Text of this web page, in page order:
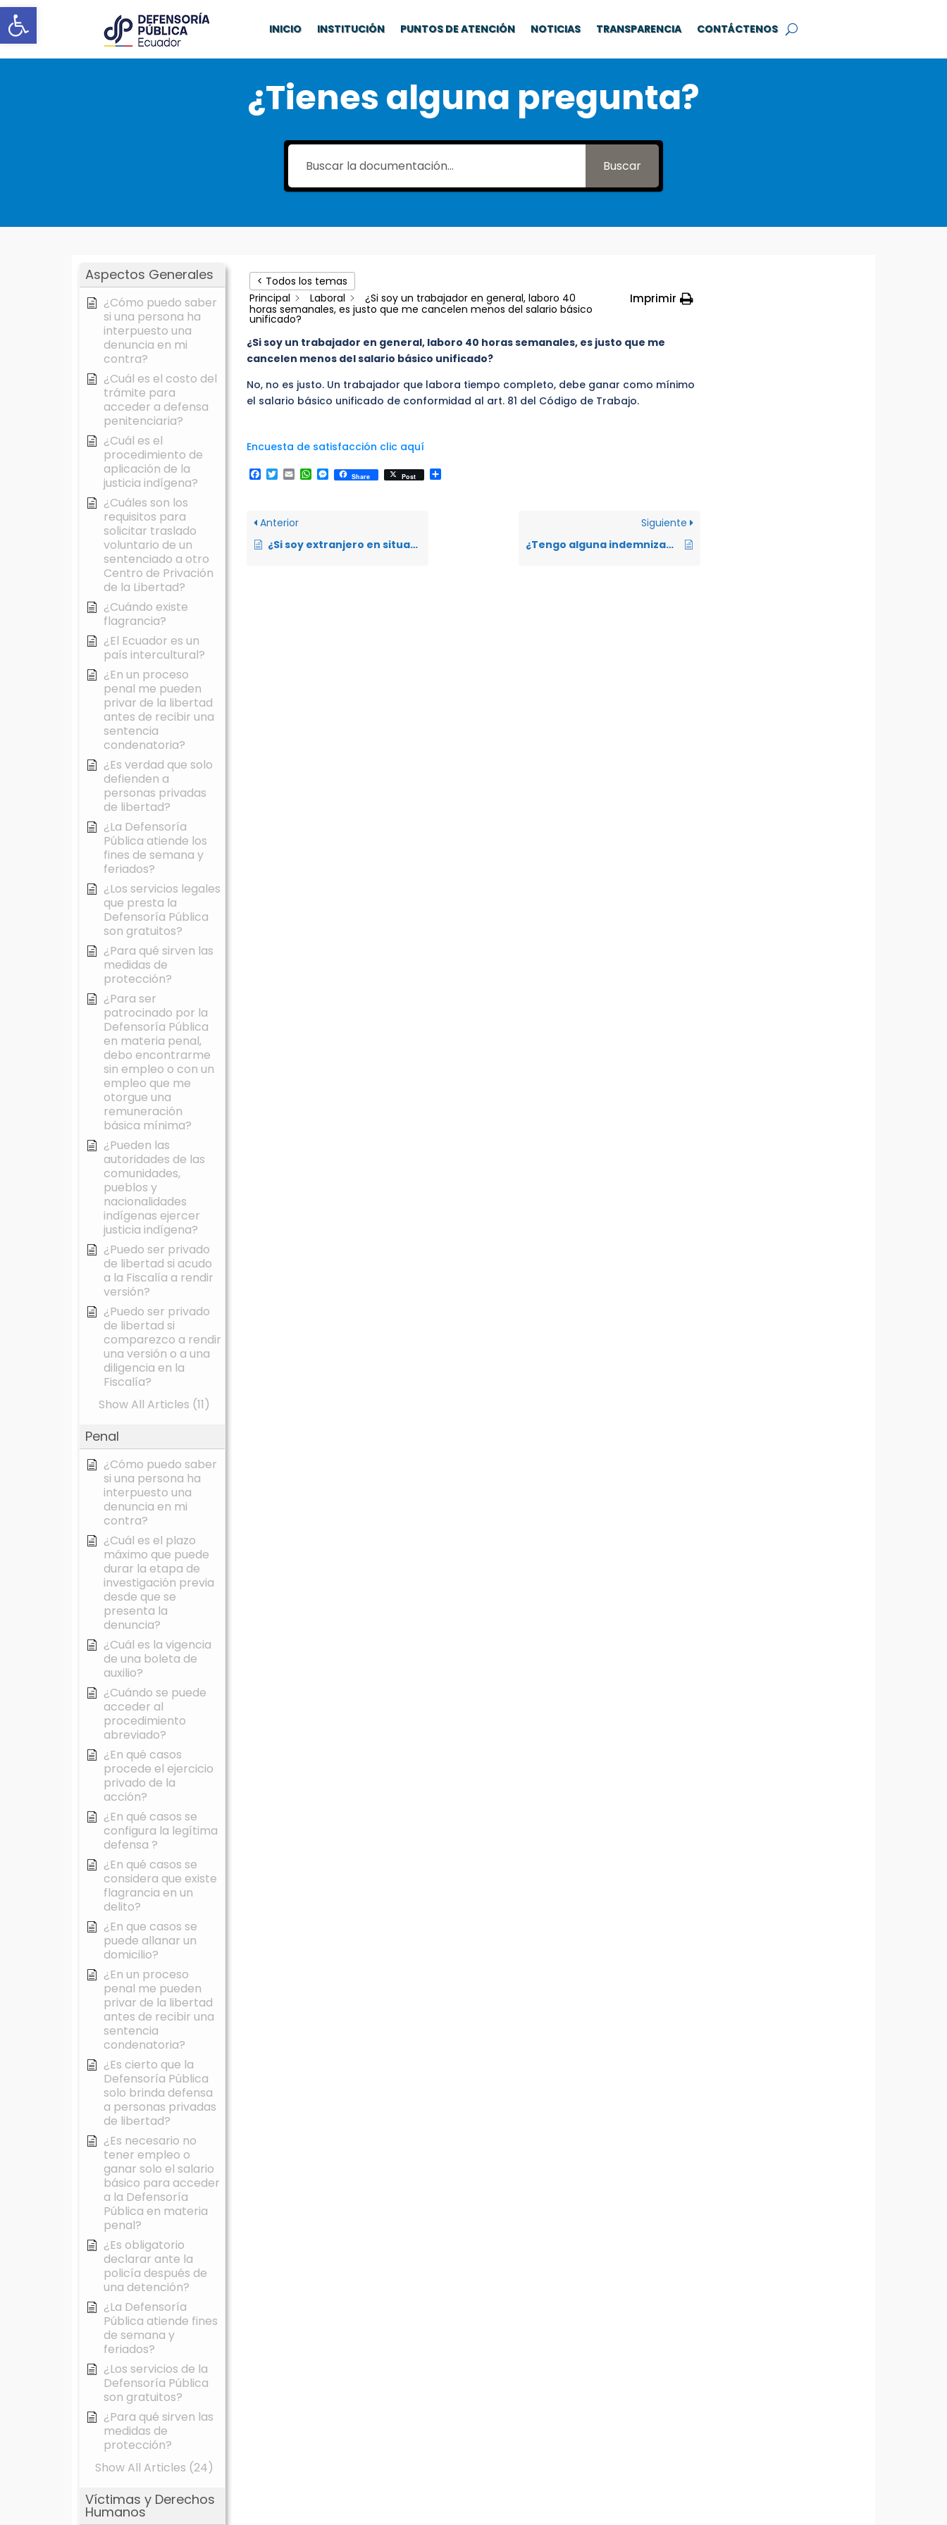
Abrir barra de herramientas INICIO INSTITUCIÓN PUNTOS DE ATENCIÓN NOTICIAS TRANSPARENCIA CONTÁCTENOS
¿Tienes alguna pregunta?
Buscar
Aspectos Generales
¿Cómo puedo saber
si una persona ha
interpuesto una
denuncia en mi
contra?
¿Cuál es el costo del
trámite para
acceder a defensa
penitenciaria?
¿Cuál es el
procedimiento de
aplicación de la
justicia indígena?
¿Cuáles son los
requisitos para
solicitar traslado
voluntario de un
sentenciado a otro
Centro de Privación
de la Libertad?
¿Cuándo existe
flagrancia?
¿El Ecuador es un
país intercultural?
¿En un proceso
penal me pueden
privar de la libertad
antes de recibir una
sentencia
condenatoria?
¿Es verdad que solo
defienden a
personas privadas
de libertad?
¿La Defensoría
Pública atiende los
fines de semana y
feriados?
¿Los servicios legales
que presta la
Defensoría Pública
son gratuitos?
¿Para qué sirven las
medidas de
protección?
¿Para ser
patrocinado por la
Defensoría Pública
en materia penal,
debo encontrarme
sin empleo o con un
empleo que me
otorgue una
remuneración
básica mínima?
¿Pueden las
autoridades de las
comunidades,
pueblos y
nacionalidades
indígenas ejercer
justicia indígena?
¿Puedo ser privado
de libertad si acudo
a la Fiscalía a rendir
versión?
¿Puedo ser privado
de libertad si
comparezco a rendir
una versión o a una
diligencia en la
Fiscalía?
Show All Articles (11)
Penal
¿Cómo puedo saber
si una persona ha
interpuesto una
denuncia en mi
contra?
¿Cuál es el plazo
máximo que puede
durar la etapa de
investigación previa
desde que se
presenta la
denuncia?
¿Cuál es la vigencia
de una boleta de
auxilio?
¿Cuándo se puede
acceder al
procedimiento
abreviado?
¿En qué casos
procede el ejercicio
privado de la
acción?
¿En qué casos se
configura la legítima
defensa ?
¿En qué casos se
considera que existe
flagrancia en un
delito?
¿En que casos se
puede allanar un
domicilio?
¿En un proceso
penal me pueden
privar de la libertad
antes de recibir una
sentencia
condenatoria?
¿Es cierto que la
Defensoría Pública
solo brinda defensa
a personas privadas
de libertad?
¿Es necesario no
tener empleo o
ganar solo el salario
básico para acceder
a la Defensoría
Pública en materia
penal?
¿Es obligatorio
declarar ante la
policía después de
una detención?
¿La Defensoría
Pública atiende fines
de semana y
feriados?
¿Los servicios de la
Defensoría Pública
son gratuitos?
¿Para qué sirven las
medidas de
protección?
Show All Articles (24)
Víctimas y Derechos
Humanos
< Todos los temas
Principal
Laboral
¿Si soy un trabajador en general, laboro 40
horas semanales, es justo que me cancelen menos del salario básico
unificado?
Imprimir
¿Si soy un trabajador en general, laboro 40 horas semanales, es justo que me
cancelen menos del salario básico unificado?
No, no es justo. Un trabajador que labora tiempo completo, debe ganar como mínimo
el salario básico unificado de conformidad al art. 81 del Código de Trabajo.
Encuesta de satisfacción clic aquí
Facebook
Twitter
EmailWhatsApp
Messenger
Share Post
Anterior
¿Si soy extranjero en situación irregular en Ecuador, tengo los mismos derechos laborales que un ecuatoriano o extranjero en situación regular?
Siguiente
¿Tengo alguna indemnización adicional al ser despedido intempestivamente por ser una persona con discapacidad o tener bajo mi cuidado a una persona con discapacidad?